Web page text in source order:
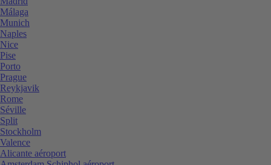
Málaga
Munich
Naples
Nice
Pise
Porto
Prague
Reykjavik
Rome
Séville
Split
Stockholm
Valence
Alicante aéroport